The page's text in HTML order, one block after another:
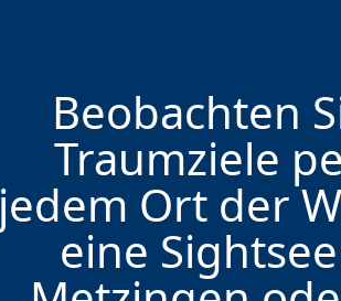
Beobachten
Traumziele
jedem Ort der
eine